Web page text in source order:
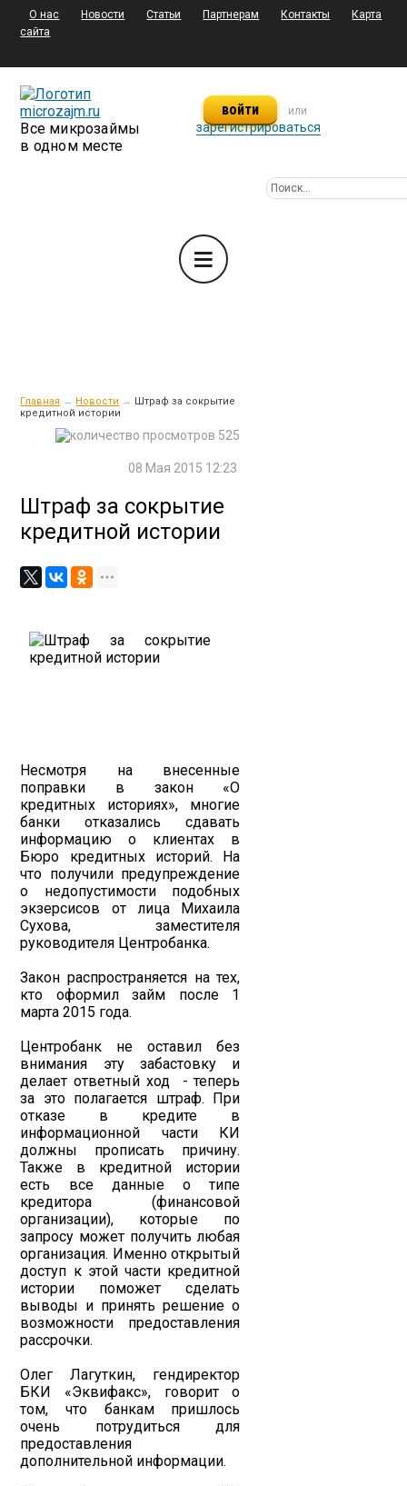
О нас Новости Статьи Партнерам Контакты
Карта
сайта
Все микрозаймы
в одном месте
войти или
зарегистрироваться
Главная → Новости → Штраф за сокрытие
кредитной истории
525
08 Мая 2015 12:23
Штраф за сокрытие
кредитной истории
Несмотря на внесенные
поправки в закон «О
кредитных историях», многие
банки отказались сдавать
информацию о клиентах в
Бюро кредитных историй. На
что получили предупреждение
о недопустимости подобных
экзерсисов от лица Михаила
Сухова, заместителя
руководителя Центробанка.
Закон распространяется на тех,
кто оформил займ после 1
марта 2015 года.
Центробанк не оставил без
внимания эту забастовку и
делает ответный ход - теперь
за это полагается штраф. При
отказе в кредите в
информационной части КИ
должны прописать причину.
Также в кредитной истории
есть все данные о типе
кредитора (финансовой
организации), которые по
запросу может получить любая
организация. Именно открытый
доступ к этой части кредитной
истории поможет сделать
выводы и принять решение о
возможности предоставления
рассрочки.
Олег Лагуткин, гендиректор
БКИ «Эквифакс», говорит о
том, что банкам пришлось
очень потрудиться для
предоставления
дополнительной информации.